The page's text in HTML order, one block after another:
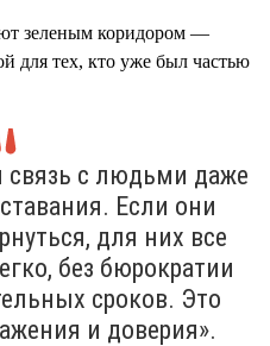
зеленым коридором —
для тех, кто уже был частью
с людьми даже
Если они
для них все
без бюрократии
сроков. Это
и доверия».